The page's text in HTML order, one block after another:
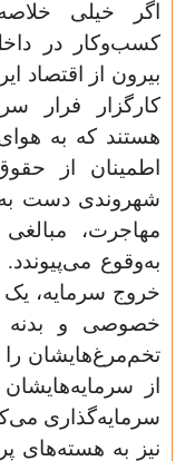
اگر خیلی
کسب‌وکار در
بیرون از اقتصاد
کارگزار فرار
هستند که به
اطمینان از
شهروندی دست
مهاجرت،
به‌وقوع
خروج سرمایه،
خصوصی و بدنه
تخم‌مرغ‌هایشان
از
سرمایه‌گذاری
نیز به هسته‌های